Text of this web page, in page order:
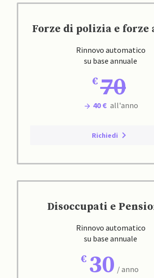
Forze di polizia e forze
Rinnovo automatico
su base annuale
70
40 € all'anno
Richiedi
Disoccupati e
Rinnovo automatico
su base annuale
30 / anno